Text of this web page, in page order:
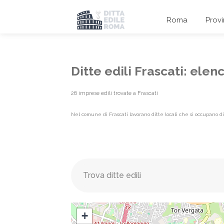
Roma
Ditte edili Frascati:
26 imprese edili trovate a Frascati
Nel comune di Frascati lavorano ditte locali che si
Elenco imprese edili {label}
+